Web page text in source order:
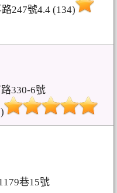
247號4.4 (134)
330-6號
巷15號